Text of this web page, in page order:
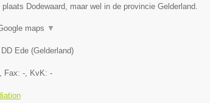
Dodewaard, maar wel in de provincie Gelderland.
maps ▼
Ede(Gelderland)
Fax: -, KvK: -